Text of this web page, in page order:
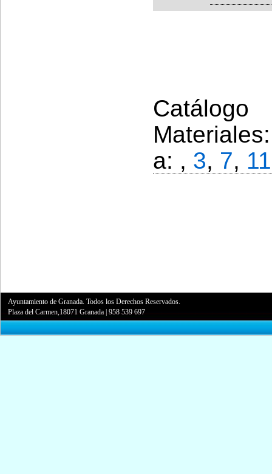
a: , 3, 7, 11
Ayuntamiento de Granada. Todos los Derechos Reservados.
Plaza del Carmen,18071 Granada |958 539 697